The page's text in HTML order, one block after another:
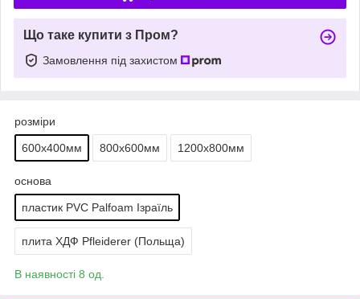
Що таке купити з Пром?
Замовлення під захистом
розміри
600х400мм 800х600мм 1200х800мм
основа
пластик PVC Palfoam Ізраїль
плита ХДФ Pfleiderer (Польща)
В наявності 8 од.